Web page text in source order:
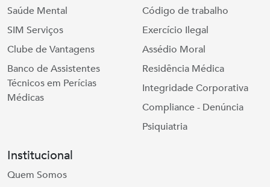
Saúde Mental
SIM Serviços
Clube de Vantagens
Banco de Assistentes
Técnicos em Perícias
Médicas
Código de trabalho
Exercício Ilegal
Assédio Moral
Residência Médica
Integridade Corporativa
Compliance - Denúncia
Psiquiatria
Institucional
Quem Somos